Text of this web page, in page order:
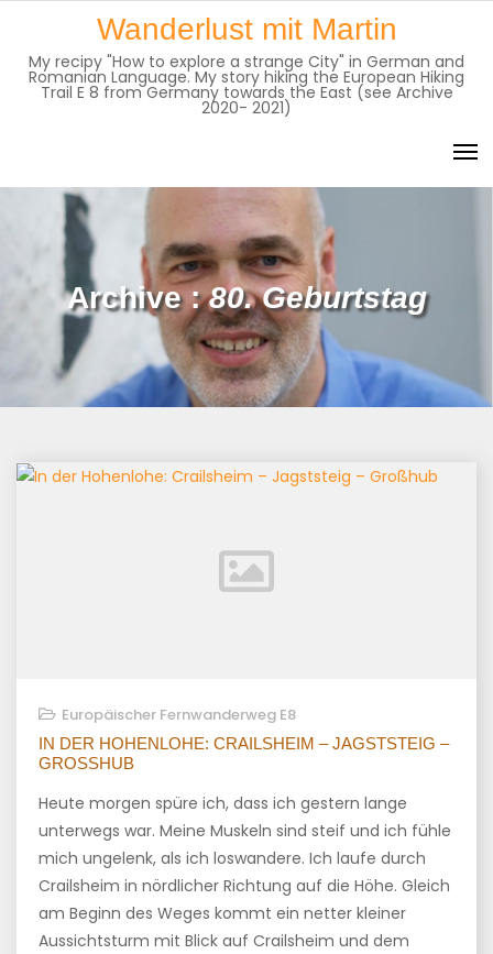
content
Wanderlust mit Martin
My recipy "How to explore a strange City" in German and
Romanian Language. My story hiking the European Hiking
Trail E 8 from Germany towards the East (see Archive
2020- 2021)
Archive :80. Geburtstag
Europäischer Fernwanderweg E8
IN DER HOHENLOHE: CRAILSHEIM – JAGSTSTEIG –
GROSSHUB
Heute morgen spüre ich, dass ich gestern lange
unterwegs war. Meine Muskeln sind steif und ich fühle
mich ungelenk, als ich loswandere. Ich laufe durch
Crailsheim in nördlicher Richtung auf die Höhe. Gleich
am Beginn des Weges kommt ein netter kleiner
Aussichtsturm mit Blick auf Crailsheim und dem